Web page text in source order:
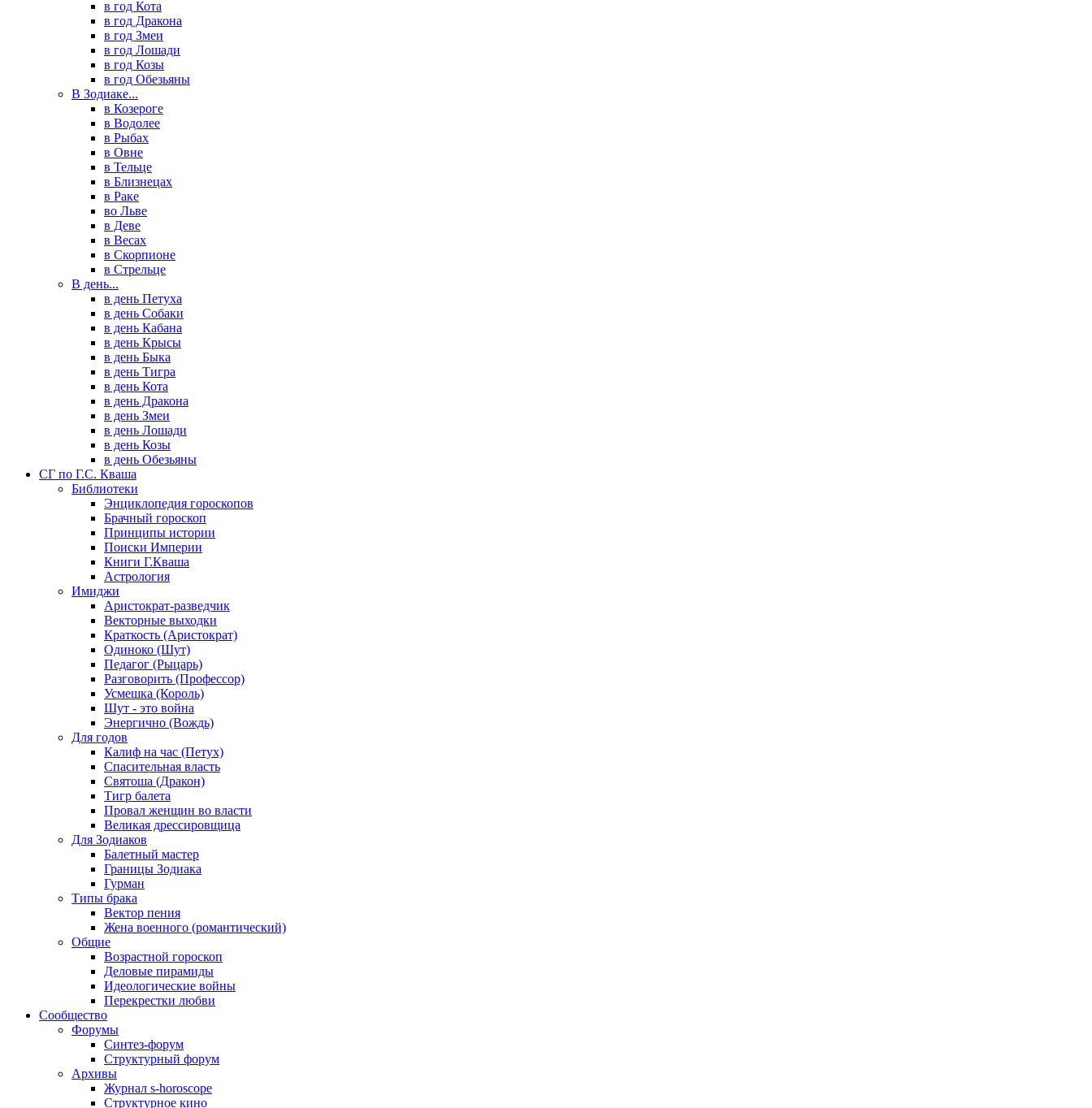
в год Кота
в год Дракона
в год Змеи
в год Лошади
в год Козы
в год Обезьяны
В Зодиаке...
в Козероге
в Водолее
в Рыбах
в Овне
в Тельце
в Близнецах
в Раке
во Льве
в Деве
в Весах
в Скорпионе
в Стрельце
В день...
в день Петуха
в день Собаки
в день Кабана
в день Крысы
в день Быка
в день Тигра
в день Кота
в день Дракона
в день Змеи
в день Лошади
в день Козы
в день Обезьяны
СГ по Г.С. Кваша
Библиотеки
Энциклопедия гороскопов
Брачный гороскоп
Принципы истории
Поиски Империи
Книги Г.Кваша
Астрология
Имиджи
Аристократ-разведчик
Векторные выходки
Краткость (Аристократ)
Одиноко (Шут)
Педагог (Рыцарь)
Разговорить (Профессор)
Усмешка (Король)
Шут - это война
Энергично (Вождь)
Для годов
Калиф на час (Петух)
Спасительная власть
Святоша (Дракон)
Тигр балета
Провал женщин во власти
Великая дрессировщица
Для Зодиаков
Балетный мастер
Границы Зодиака
Гурман
Типы брака
Вектор пения
Жена военного (романтический)
Общие
Возрастной гороскоп
Деловые пирамиды
Идеологические войны
Перекрестки любви
Сообщество
Форумы
Синтез-форум
Структурный форум
Архивы
Журнал s-horoscope
Структурное кино